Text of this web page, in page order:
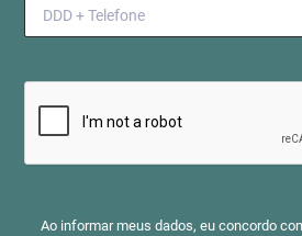
Ao informar meus dados, eu concordo